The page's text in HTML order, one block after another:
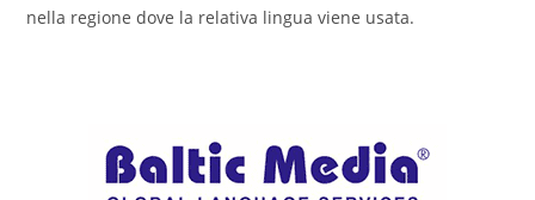
nella regione dove la relativa lingua viene usata.